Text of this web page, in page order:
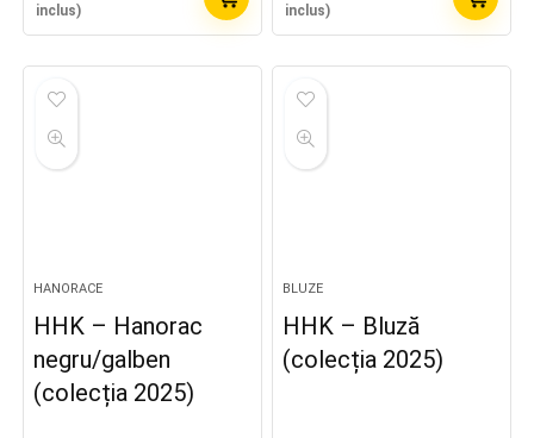
inclus)
inclus)
HANORACE
HHK – Hanorac
negru/galben
(colecția 2025)
BLUZE
HHK – Bluză
(colecția 2025)